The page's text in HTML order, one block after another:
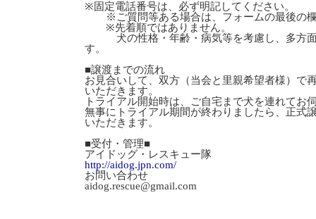
※固定電話番号は、必ず明記してください。
※ご質問等ある場合は、フォームの最後の欄
※先着順ではありません。
犬の性格・年齢・病気等を考慮し、多方面
す。
■譲渡までの流れ
お見合いして、双方（当会と里親希望者様）で
いただきます。
トライアル開始時は、ご自宅まで犬を連れてお
無事にトライアル期間が終わりましたら、正式
いただきます。
■受付・管理■
アイドッグ・レスキュー隊
http://aidog.jpn.com/
お問い合わせ
aidog.rescue@gmail.com